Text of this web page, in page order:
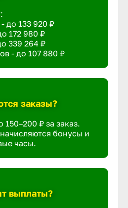
до 133 920 ₽
172 980 ₽
339 264 ₽
- до 107 880 ₽
заказы?
₽ за заказ.
бонусы и
часы.
выплаты?